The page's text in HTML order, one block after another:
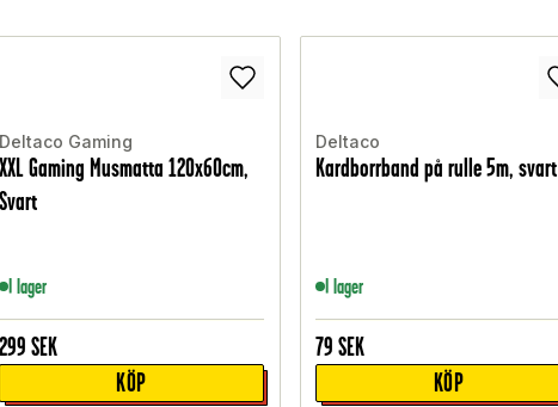
Deltaco Gaming
XXL Gaming Musmatta 120x60cm,
Svart
I lager
299 SEK
KÖP
Deltaco
Kardborrband på rulle 5m, svart
I lager
79 SEK
KÖP